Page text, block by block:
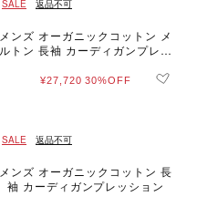
SALE 返品不可
メンズ オーガニックコットン メ
ルトン 長袖 カーディガンプレッ
¥27,720 30%OFF
SALE 返品不可
メンズ オーガニックコットン 長
袖 カーディガンプレッション